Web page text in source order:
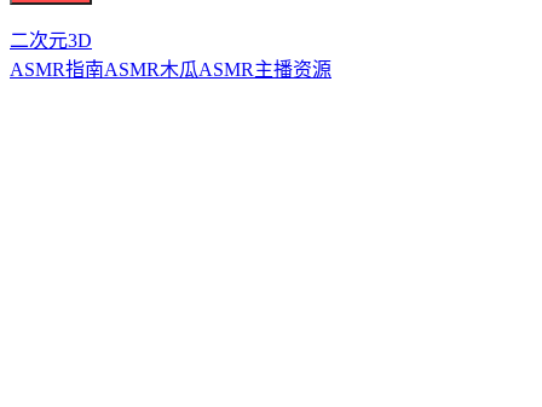
二次元3D
ASMR指南ASMR木瓜ASMR主播资源